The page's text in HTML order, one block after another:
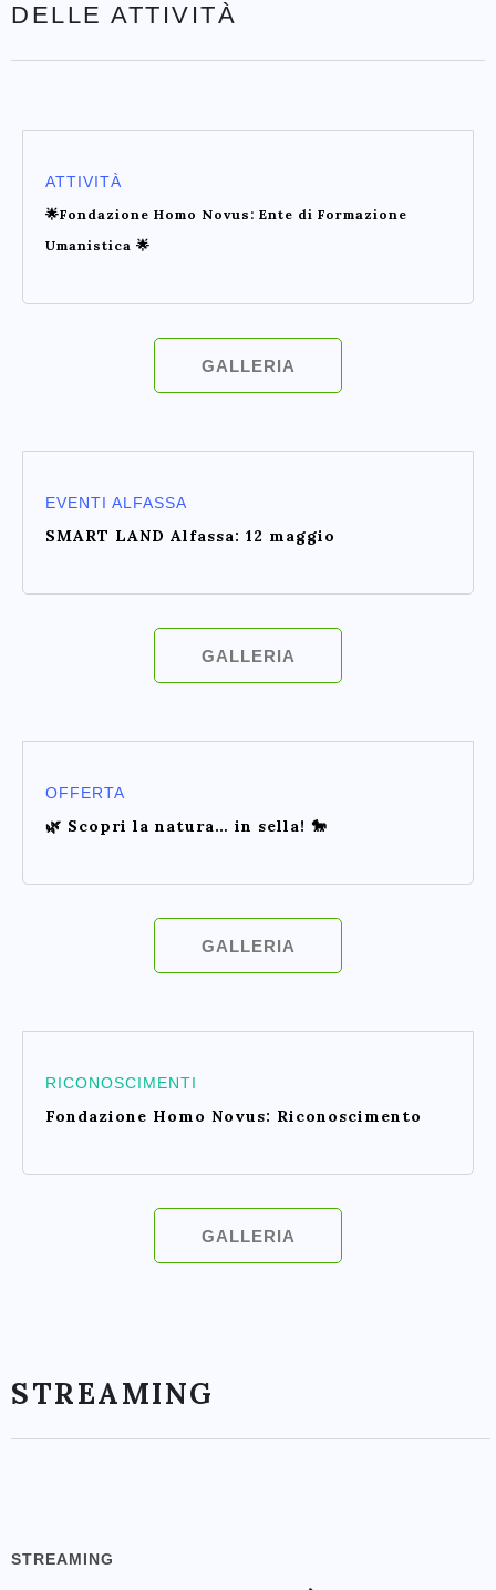
DELLE ATTIVITÀ
ATTIVITÀ
🌟Fondazione Homo Novus: Ente di Formazione
Umanistica 🌟
GALLERIA
EVENTI ALFASSA
SMART LAND Alfassa: 12 maggio
GALLERIA
OFFERTA
🌿 Scopri la natura… in sella! 🐎
GALLERIA
RICONOSCIMENTI
Fondazione Homo Novus: Riconoscimento
GALLERIA
STREAMING
STREAMING